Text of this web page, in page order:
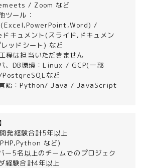
/ Zoom など
ツール：
/
キュメント(スライド,ドキュメン
レッドシート) など
程は担当いただきません
バ、DB環境：Linux / GCP(一部
PostgreSQLなど
言語：Python/ Java / JavaScript
発経験合計5年以上
など)
ー5名以上のチームでのプロジェク
経験合計4年以上